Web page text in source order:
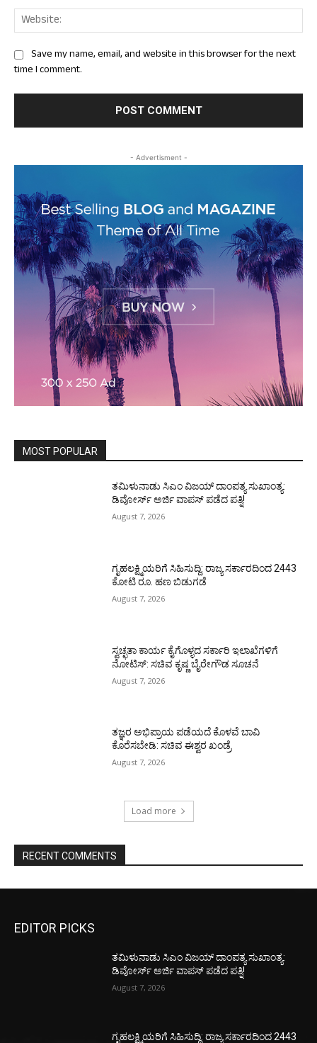
Save my name, email, and website in this browser for the next
time I comment.
- Advertisment -
MOST POPULAR
ತಮಿಳುನಾಡು ಸಿಎಂ ವಿಜಯ್‌ ದಾಂಪತ್ಯ ಸುಖಾಂತ್ಯ:
ಡಿವೋರ್ಸ್‌ ಅರ್ಜಿ ವಾಪಸ್‌ ಪಡೆದ ಪತ್ನಿ!
August 7, 2026
ಗೃಹಲಕ್ಷ್ಮಿಯರಿಗೆ ಸಿಹಿಸುದ್ದಿ: ರಾಜ್ಯ ಸರ್ಕಾರದಿಂದ 2443
ಕೋಟಿ ರೂ. ಹಣ ಬಿಡುಗಡೆ
August 7, 2026
ಸ್ವಚ್ಛತಾ ಕಾರ್ಯ ಕೈಗೊಳ್ಳದ ಸರ್ಕಾರಿ ಇಲಾಖೆಗಳಿಗೆ
ನೋಟಿಸ್: ಸಚಿವ ಕೃಷ್ಣ ಬೈರೇಗೌಡ ಸೂಚನೆ
August 7, 2026
ತಜ್ಞರ ಅಭಿಪ್ರಾಯ ಪಡೆಯದೆ ಕೊಳವೆ ಬಾವಿ
ಕೊರೆಸಬೇಡಿ: ಸಚಿವ ಈಶ್ವರ ಖಂಡ್ರೆ
August 7, 2026
Load more
RECENT COMMENTS
EDITOR PICKS
ತಮಿಳುನಾಡು ಸಿಎಂ ವಿಜಯ್‌ ದಾಂಪತ್ಯ ಸುಖಾಂತ್ಯ:
ಡಿವೋರ್ಸ್‌ ಅರ್ಜಿ ವಾಪಸ್‌ ಪಡೆದ ಪತ್ನಿ!
August 7, 2026
ಗೃಹಲಕ್ಷ್ಮಿಯರಿಗೆ ಸಿಹಿಸುದ್ದಿ: ರಾಜ್ಯ ಸರ್ಕಾರದಿಂದ 2443